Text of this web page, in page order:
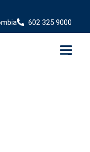
602 325 9000